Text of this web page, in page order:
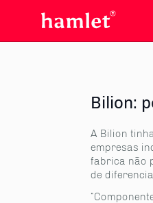
Bilion:
A Bilion
empresas
fabrica não
de